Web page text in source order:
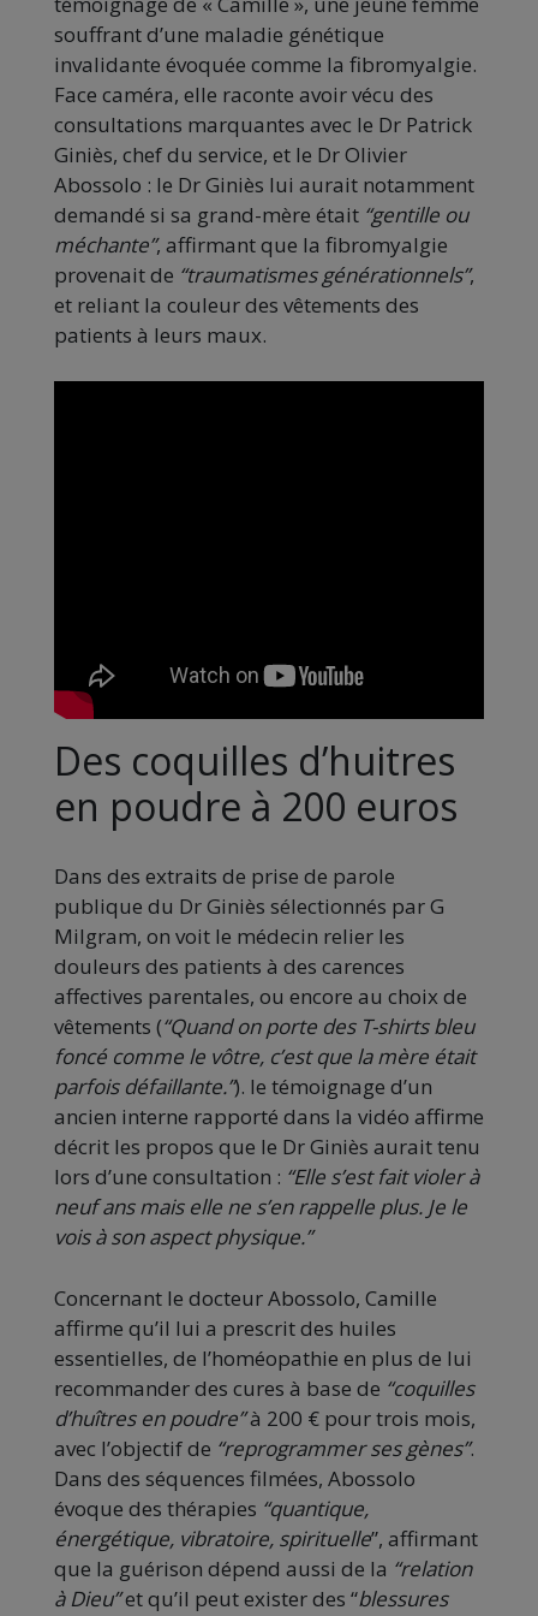
souffrant d’une maladie génétique
invalidante évoquée comme la fibromyalgie.
Face caméra, elle raconte avoir vécu des
consultations marquantes avec le Dr Patrick
Giniès, chef du service, et le Dr Olivier
Abossolo : le Dr Giniès lui aurait notamment
demandé si sa grand-mère était “gentille ou
méchante”, affirmant que la fibromyalgie
provenait de “traumatismes générationnels”,
et reliant la couleur des vêtements des
patients à leurs maux.
Des coquilles d’huitres
en poudre à 200 euros
Dans des extraits de prise de parole
publique du Dr Giniès sélectionnés par G
Milgram, on voit le médecin relier les
douleurs des patients à des carences
affectives parentales, ou encore au choix de
vêtements (“Quand on porte des T-shirts bleu
foncé comme le vôtre, c’est que la mère était
parfois défaillante.”). le témoignage d’un
ancien interne rapporté dans la vidéo affirme
décrit les propos que le Dr Giniès aurait tenu
lors d’une consultation : “Elle s’est fait violer à
neuf ans mais elle ne s’en rappelle plus. Je le
vois à son aspect physique.”
Concernant le docteur Abossolo, Camille
affirme qu’il lui a prescrit des huiles
essentielles, de l’homéopathie en plus de lui
recommander des cures à base de “coquilles
d’huîtres en poudre”à 200 € pour trois mois,
avec l’objectif de “reprogrammer ses gènes”.
Dans des séquences filmées, Abossolo
évoque des thérapies “quantique,
énergétique, vibratoire, spirituelle”, affirmant
que la guérison dépend aussi de la “relation
à Dieu”et qu’il peut exister des “blessures